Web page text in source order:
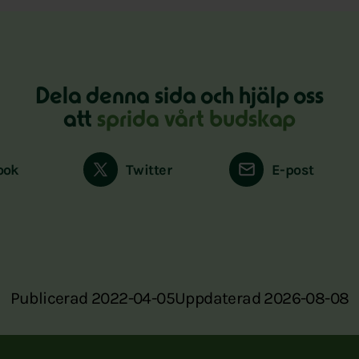
Dela denna sida och hjälp oss
att sprida vårt budskap
Twitter E-post
Publicerad 2022-04-05Uppdaterad 2026-08-08